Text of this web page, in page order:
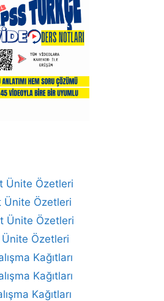
Ünite Özetleri
Ünite Özetleri
Ünite Özetleri
Ünite Özetleri
Kağıtları
Kağıtları
Kağıtları